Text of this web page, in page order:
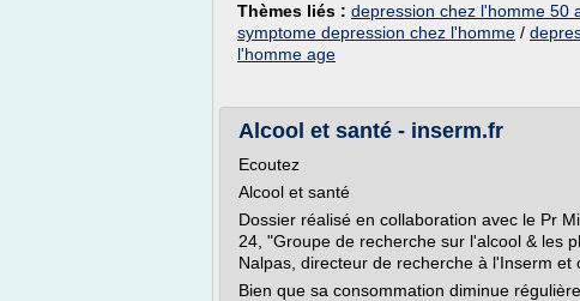
Thèmes liés : depression chez l'homme 50
symptome depression chez l'homme /
l'homme age
Alcool et santé - inserm.fr
Ecoutez
Alcool et santé
Dossier réalisé en collaboration avec le Pr
24, "Groupe de recherche sur l'alcool & les
Nalpas, directeur de recherche à l'Inserm
Bien que sa consommation diminue